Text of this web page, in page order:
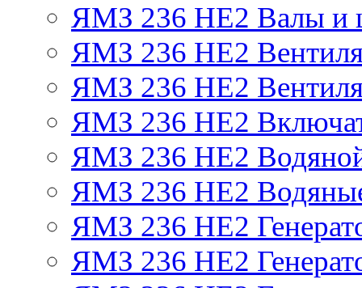
ЯМЗ 236 НЕ2 Валы и
ЯМЗ 236 НЕ2
ЯМЗ 236 НЕ2
ЯМЗ 236 НЕ2
ЯМЗ 236 НЕ2
ЯМЗ 236 НЕ2
ЯМЗ 236 НЕ2
ЯМЗ 236 НЕ2